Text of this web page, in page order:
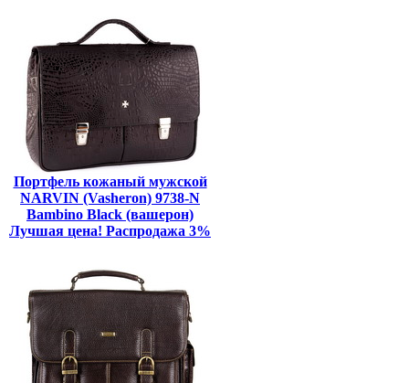
Портфель кожаный мужской
NARVIN (Vasheron) 9738-N
Bambino Black (вашерон)
Лучшая цена! Распродажа 3%